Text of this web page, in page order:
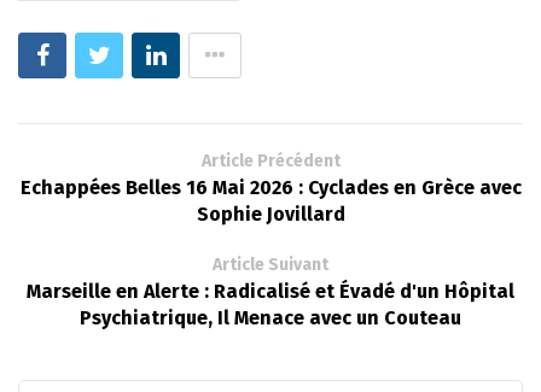
Article Précédent
Echappées Belles 16 Mai 2026 : Cyclades en Grèce avec
Sophie Jovillard
Article Suivant
Marseille en Alerte : Radicalisé et Évadé d'un Hôpital
Psychiatrique, Il Menace avec un Couteau